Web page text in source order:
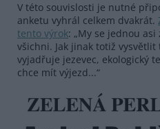
V této souvislosti je nutné
anketu vyhrál celkem dvakrát.
tento výrok: „My se jednou
všichni. Jak jinak totiž vysvětlit
vyjadřuje jezevec, ekologický
chce mít výjezd...“